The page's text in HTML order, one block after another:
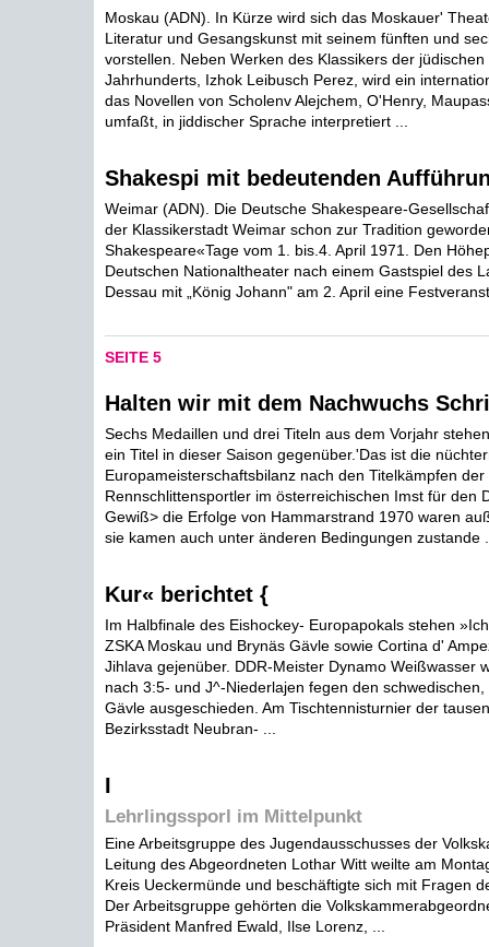
Moskau (ADN). In Kürze wird sich das Moskauer'
Literatur und Gesangskunst mit seinem fünften und
vorstellen. Neben Werken des Klassikers der
Jahrhunderts, Izhok Leibusch Perez, wird ein
das Novellen von Scholenv Alejchem, O'Henry,
umfaßt, in jiddischer Sprache interpretiert ...
Shakespi mit bedeutenden
Weimar (ADN). Die Deutsche Shakespeare-
der Klassikerstadt Weimar schon zur Tradition
Shakespeare«Tage vom 1. bis.4. April 1971. Den
Deutschen Nationaltheater nach einem Gastspiel des
Dessau mit „König Johann" am 2. April eine
SEITE 5
Halten wir mit dem Nachwuchs
Sechs Medaillen und drei Titeln aus dem Vorjahr
ein Titel in dieser Saison gegenüber.'Das ist die
Europameisterschaftsbilanz nach den Titelkämpfen der
Rennschlittensportler im österreichischen Imst für den
Gewiß> die Erfolge von Hammarstrand 1970 waren
sie kamen auch unter änderen Bedingungen zustande
Kur« berichtet {
Im Halbfinale des Eishockey- Europapokals stehen
ZSKA Moskau und Brynäs Gävle sowie Cortina d'
Jihlava gejenüber. DDR-Meister Dynamo Weißwasser
nach 3:5- und J^-Niederlajen fegen den
Gävle ausgeschieden. Am Tischtennisturnier der
Bezirksstadt Neubran- ...
I
Lehrlingssporl im Mittelpunkt
Eine Arbeitsgruppe des Jugendausschusses der
Leitung des Abgeordneten Lothar Witt weilte am
Kreis Ueckermünde und beschäftigte sich mit Fragen
Der Arbeitsgruppe gehörten die
Präsident Manfred Ewald, Ilse Lorenz, ...